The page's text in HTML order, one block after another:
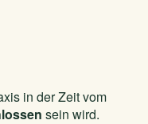
in der Zeit vom
sein wird.